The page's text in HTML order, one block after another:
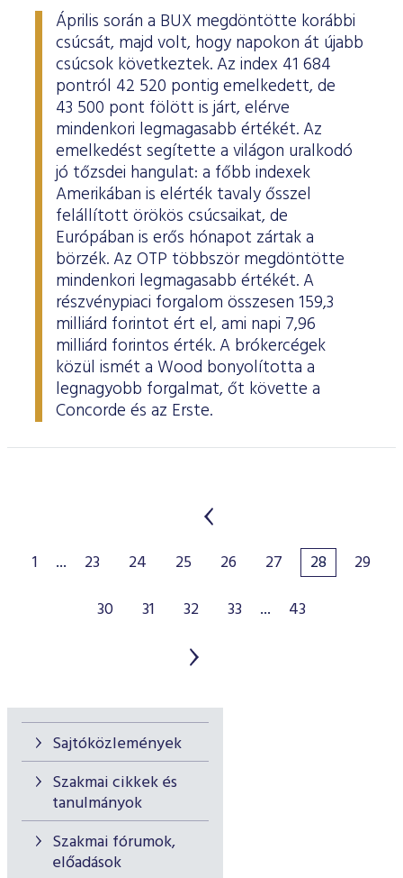
Sajtóközlemények
Szakmai cikkek és
tanulmányok
Szakmai fórumok,
előadások
Április során a BUX megdöntötte korábbi
csúcsát, majd volt, hogy napokon át újabb
csúcsok következtek. Az index 41 684
pontról 42 520 pontig emelkedett, de
43 500 pont fölött is járt, elérve
mindenkori legmagasabb értékét. Az
emelkedést segítette a világon uralkodó
jó tőzsdei hangulat: a főbb indexek
Amerikában is elérték tavaly ősszel
felállított örökös csúcsaikat, de
Európában is erős hónapot zártak a
börzék. Az OTP többször megdöntötte
mindenkori legmagasabb értékét. A
részvénypiaci forgalom összesen 159,3
milliárd forintot ért el, ami napi 7,96
milliárd forintos érték. A brókercégek
közül ismét a Wood bonyolította a
legnagyobb forgalmat, őt követte a
Concorde és az Erste.
1 ... 23 24 25 26 27 28
29
30
31 32 33 ... 43